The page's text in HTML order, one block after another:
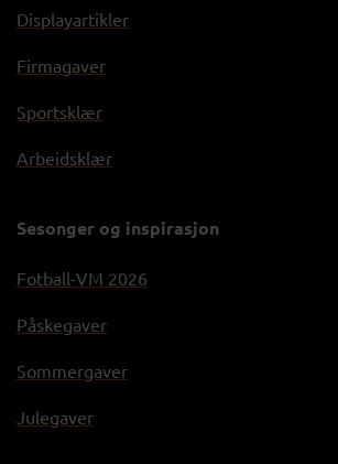
Displayartikler
Firmagaver
Sportsklær
Arbeidsklær
Sesonger og inspirasjon
Fotball-VM 2026
Påskegaver
Sommergaver
Julegaver